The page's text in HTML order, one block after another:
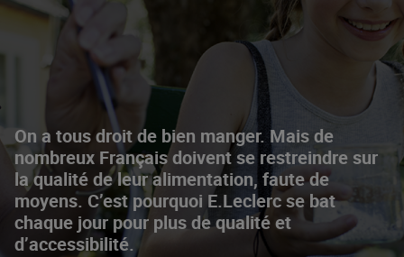
On a tous droit de bien manger. Mais de
nombreux Français doivent se restreindre sur
la qualité de leur alimentation, faute de
moyens. C’est pourquoi E.Leclerc se bat
chaque jour pour plus de qualité et
d’accessibilité.